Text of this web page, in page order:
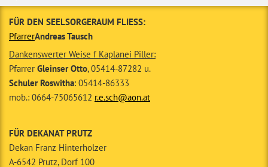
FÜR DEN SEELSORGERAUM FLIESS:
PfarrerAndreas Tausch
Dankenswerter Weise f Kaplanei Piller:
Pfarrer Gleinser Otto, 05414-87282 u.
Schuler Roswitha: 05414-86333
mob.: 0664-75065612 r.e.sch@aon.at
FÜR DEKANAT PRUTZ
Dekan Franz Hinterholzer
A-6542 Prutz, Dorf 100